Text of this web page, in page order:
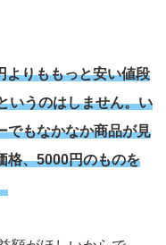
よりももっと安い値段
いうのはしません。い
でもなかなか商品が見
格、5000円のものを